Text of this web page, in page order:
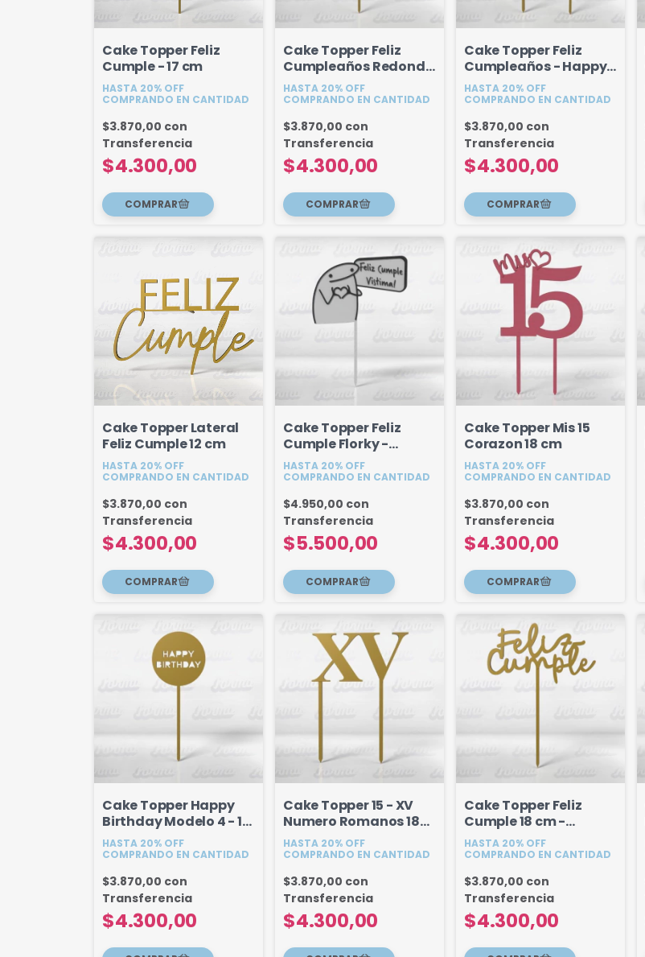
Cake Topper Feliz
Cumple - 17 cm
HASTA 20% OFF
COMPRANDO EN CANTIDAD
$4.300,00
$3.870,00 con
Transferencia
Cake Topper Feliz
Cumpleaños Redondo
Globos 18 cm
HASTA 20% OFF
COMPRANDO EN CANTIDAD
$4.300,00
$3.870,00 con
Transferencia
Cake Topper Feliz
Cumpleaños - Happy
Birthday - 18 cm -
Modelo 2
HASTA 20% OFF
COMPRANDO EN CANTIDAD
$4.300,00
$3.870,00 con
Transferencia
Cake Topper Lateral
Feliz Cumple 12 cm
HASTA 20% OFF
COMPRANDO EN CANTIDAD
$4.300,00
$3.870,00 con
Transferencia
Cake Topper Feliz
Cumple Florky -
Deformito
Personalizado 18 cm
HASTA 20% OFF
COMPRANDO EN CANTIDAD
$5.500,00
$4.950,00 con
Transferencia
Cake Topper Mis 15
Corazon 18 cm
HASTA 20% OFF
COMPRANDO EN CANTIDAD
$4.300,00
$3.870,00 con
Transferencia
Cake Topper Happy
Birthday Modelo 4 - 17
cm
HASTA 20% OFF
COMPRANDO EN CANTIDAD
$4.300,00
$3.870,00 con
Transferencia
Cake Topper 15 - XV
Numero Romanos 18
cm
HASTA 20% OFF
COMPRANDO EN CANTIDAD
$4.300,00
$3.870,00 con
Transferencia
Cake Topper Feliz
Cumple 18 cm -
Modelo 4
HASTA 20% OFF
COMPRANDO EN CANTIDAD
$4.300,00
$3.870,00 con
Transferencia